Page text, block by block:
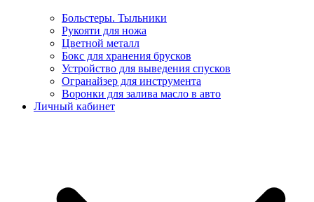
Больстеры. Тыльники
Рукояти для ножа
Цветной металл
Бокс для хранения брусков
Устройство для выведения спусков
Огранайзер для инструмента
Воронки для залива масло в авто
Личный кабинет